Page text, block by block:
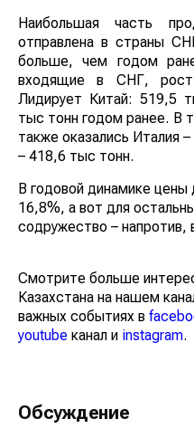
Наибольшая часть
отправлена в страны
больше, чем годом
входящие в СНГ, рост
Лидирует Китай: 519,5
тыс тонн годом ранее. В
также оказались Италия
– 418,6 тыс тонн.
В годовой динамике цены
16,8%, а вот для
содружество – напротив,
Смотрите больше
Казахстана на нашем
важных событиях в
youtube канал и instagram.
Обсуждение